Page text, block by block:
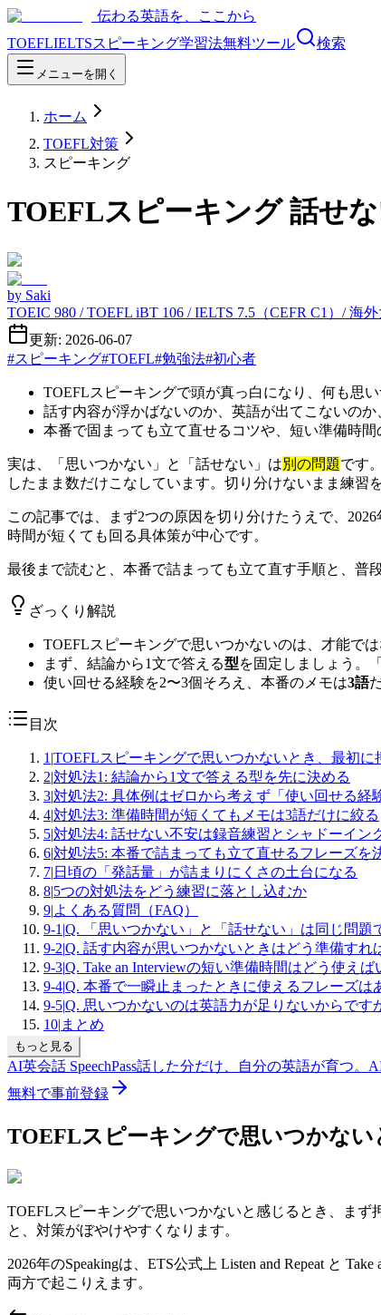
伝わる英語を、ここから
TOEFLIELTSスピーキング学習法無料ツール 検索
メニューを開く
ホーム
TOEFL対策
スピーキング
TOEFLスピーキング 話せ
by Saki
TOEIC 980 / TOEFL iBT 106 / IELTS 7.5（CEFR C1）/ 海
更新: 2026-06-07
#スピーキング#TOEFL#勉強法#初心者
TOEFLスピーキングで頭が真っ白になり、何も思
話す内容が浮かばないのか、英語が出てこないの
本番で固まっても立て直せるコツや、短い準備時
実は、「思いつかない」と「話せない」は別の問題です
したまま数だけこなしています。切り分けないまま練習
この記事では、まず2つの原因を切り分けたうえで、
時間が短くても回る具体策が中心です。
最後まで読むと、本番で詰まっても立て直す手順と、普
ざっくり解説
TOEFLスピーキングで思いつかないのは、才能では
まず、結論から1文で答える型を固定しましょう。
使い回せる経験を2〜3個そろえ、本番のメモは3語
目次
1 |TOEFLスピーキングで思いつかないとき、最初に
2|対処法1: 結論から1文で答える型を先に決める
3|対処法2: 具体例はゼロから考えず「使い回せる経
4|対処法3: 準備時間が短くてもメモは3語だけに絞る
5|対処法4: 話せない不安は録音練習とシャドーイン
6|対処法5: 本番で詰まっても立て直せるフレーズを
7| 日頃の「発話量」が詰まりにくさの土台になる
8|5つの対処法をどう練習に落とし込むか
9|よくある質問（FAQ）
9-1 |Q. 「思いつかない」と「話せない」は同じ問題
9-2|Q. 話す内容が思いつかないときはどう準備すれ
9-3|Q. Take an Interviewの短い準備時間はどう使えば
9-4|Q. 本番で一瞬止まったときに使えるフレーズは
9-5|Q. 思いつかないのは英語力が足りないからです
10| まとめ
もっと見る
AI英会話 SpeechPass話した分だけ、自分の英語が育つ。
無料で事前登録
TOEFLスピーキングで思いつかな
TOEFLスピーキングで思いつかないと感じるとき、まず
と、対策がぼやけやすくなります。
2026年のSpeakingは、ETS公式上 Listen and Repeat と
両方で起こりえます。